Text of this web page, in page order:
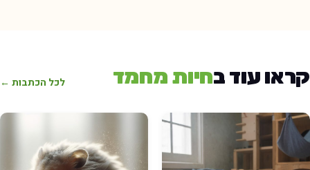
עוד בחיות מחמד לכל הכתבות ←